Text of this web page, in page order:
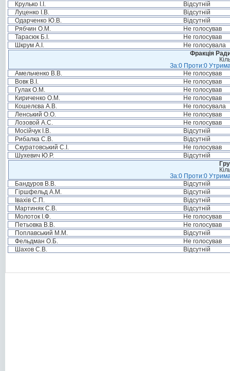
Крулько І.І.
Відсутній
Луценко І.В.
Відсутній
Одарченко Ю.В.
Відсутній
Рябчин О.М.
Не голосував
Тарасюк Б.І.
Не голосував
Шкрум А.І.
Не голосувала
Фракція
За:0 Проти:0
Амельченко В.В.
Не голосував
Вовк В.І.
Не голосував
Гулак О.М.
Не голосував
Кириченко О.М.
Не голосував
Кошелєва А.В.
Не голосувала
Ленський О.О.
Не голосував
Лозовой А.С.
Не голосував
Мосійчук І.В.
Відсутній
Рибалка С.В.
Відсутній
Скуратовський С.І.
Не голосував
Шухевич Ю.Р.
Відсутній
За:0 Проти:0
Бандуров В.В.
Відсутній
Гіршфельд А.М.
Відсутній
Івахів С.П.
Відсутній
Мартиняк С.В.
Відсутній
Молоток І.Ф.
Не голосував
Петьовка В.В.
Не голосував
Поплавський М.М.
Відсутній
Фельдман О.Б.
Не голосував
Шахов С.В.
Відсутній